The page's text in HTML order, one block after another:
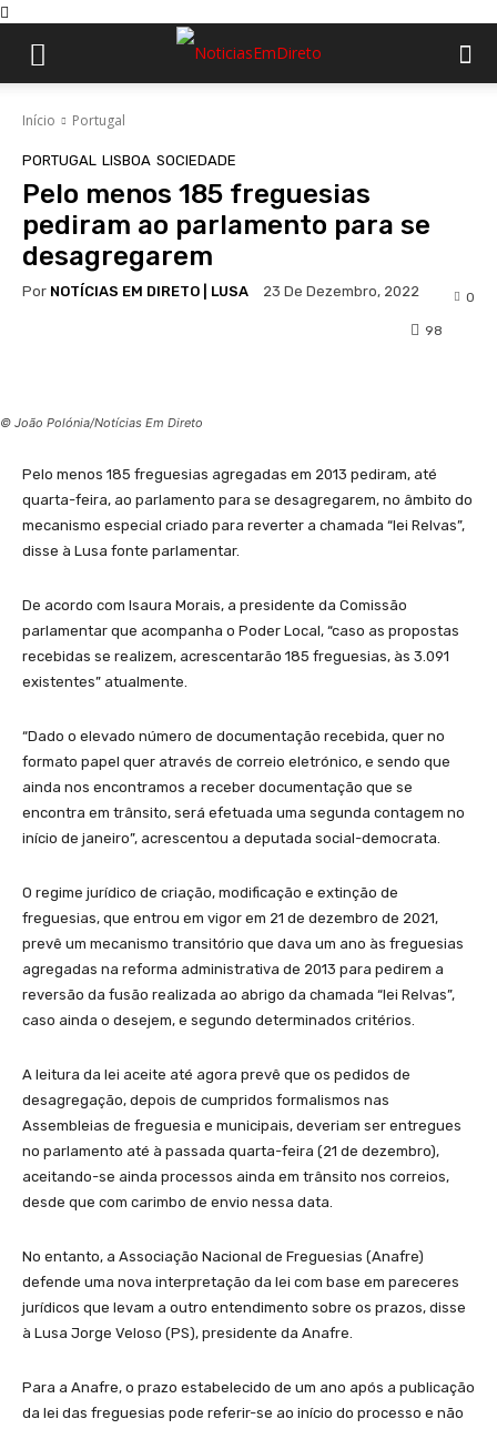
Início Portugal
PORTUGAL LISBOA SOCIEDADE
Pelo menos 185 freguesias
pediram ao parlamento para se
desagregarem
Por NOTÍCIAS EM DIRETO | LUSA 23 De Dezembro, 2022 0
98
© João Polónia/Notícias Em Direto
Pelo menos 185 freguesias agregadas em 2013 pediram, até
quarta-feira, ao parlamento para se desagregarem, no âmbito do
mecanismo especial criado para reverter a chamada “lei Relvas”,
disse à Lusa fonte parlamentar.
De acordo com Isaura Morais, a presidente da Comissão
parlamentar que acompanha o Poder Local, “caso as propostas
recebidas se realizem, acrescentarão 185 freguesias, às 3.091
existentes” atualmente.
“Dado o elevado número de documentação recebida, quer no
formato papel quer através de correio eletrónico, e sendo que
ainda nos encontramos a receber documentação que se
encontra em trânsito, será efetuada uma segunda contagem no
início de janeiro”, acrescentou a deputada social-democrata.
O regime jurídico de criação, modificação e extinção de
freguesias, que entrou em vigor em 21 de dezembro de 2021,
prevê um mecanismo transitório que dava um ano às freguesias
agregadas na reforma administrativa de 2013 para pedirem a
reversão da fusão realizada ao abrigo da chamada “lei Relvas”,
caso ainda o desejem, e segundo determinados critérios.
A leitura da lei aceite até agora prevê que os pedidos de
desagregação, depois de cumpridos formalismos nas
Assembleias de freguesia e municipais, deveriam ser entregues
no parlamento até à passada quarta-feira (21 de dezembro),
aceitando-se ainda processos ainda em trânsito nos correios,
desde que com carimbo de envio nessa data.
No entanto, a Associação Nacional de Freguesias (Anafre)
defende uma nova interpretação da lei com base em pareceres
jurídicos que levam a outro entendimento sobre os prazos, disse
à Lusa Jorge Veloso (PS), presidente da Anafre.
Para a Anafre, o prazo estabelecido de um ano após a publicação
da lei das freguesias pode referir-se ao início do processo e não